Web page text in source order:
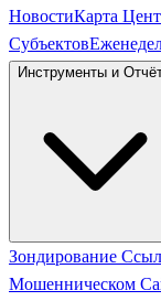
НовостиКарта
Субъектов
Инструменты и
Зондирование
Мошенническом